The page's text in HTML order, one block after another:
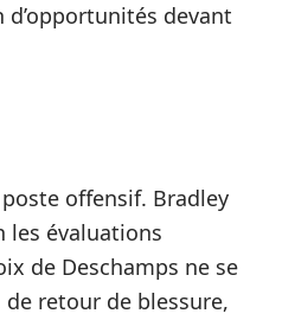
devant
offensif. Bradley
les évaluations
de Deschamps ne se
de retour de blessure,